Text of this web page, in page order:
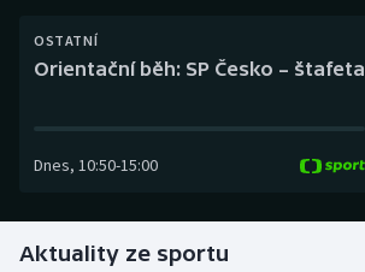
Curling
Golf
OSTATNÍ
Orientační běh: SP Česko – štafeta
Dnes, 10:50-15:00
Aktuality ze sportu